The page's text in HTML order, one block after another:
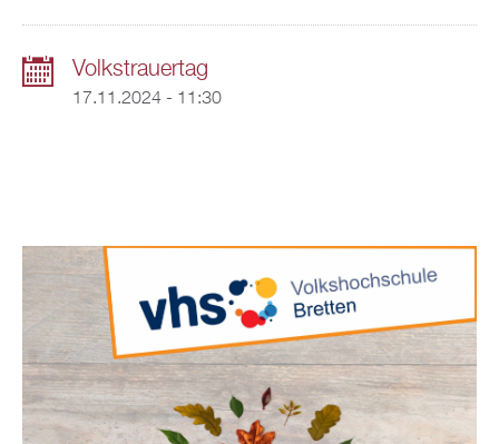
Volkstrauertag
17.11.2024 - 11:30